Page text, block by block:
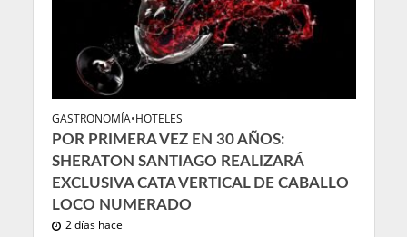
GASTRONOMÍA•HOTELES
POR PRIMERA VEZ EN 30 AÑOS:
SHERATON SANTIAGO REALIZARÁ
EXCLUSIVA CATA VERTICAL DE CABALLO
LOCO NUMERADO
2 días hace